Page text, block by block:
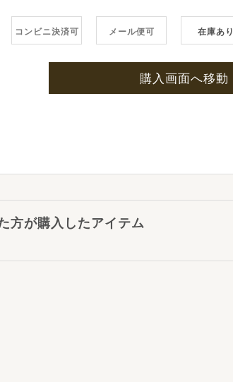
コンビニ決済可 メール便可 在庫あり
購入画面へ移動
方が購入したアイテム